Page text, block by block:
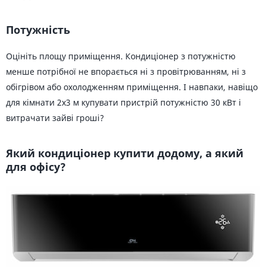
Потужність
Оцініть площу приміщення. Кондиціонер з потужністю
менше потрібної не впорається ні з провітрюванням, ні з
обігрівом або охолодженням приміщення. І навпаки, навіщо
для кімнати 2х3 м купувати пристрій потужністю 30 кВт і
витрачати зайві гроші?
Який кондиціонер купити додому, а який
для офісу?